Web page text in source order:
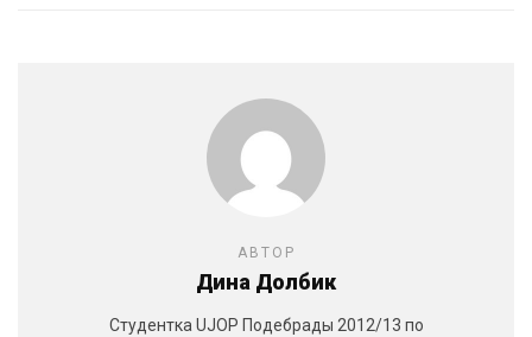
АВТОР
Дина Долбик
Студентка UJOP Подебрады 2012/13 по